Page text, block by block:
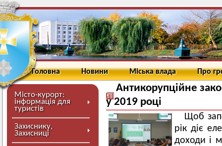
Головна Новини Міська влада Про
Місто-курорт:
інформація для
туристів
Захиснику,
Захисниці
Антикорупційне
у 2019 році
Щоб
рік діє
доходи і